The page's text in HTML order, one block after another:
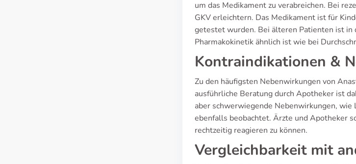
um das Medikament zu verabreichen. Bei
GKV erleichtern. Das Medikament ist für
getestet wurden. Bei älteren Patienten ist in
Pharmakokinetik ähnlich ist wie bei
Kontraindikationen &
Zu den häufigsten Nebenwirkungen von
ausführliche Beratung durch Apotheker ist
aber schwerwiegende Nebenwirkungen,
ebenfalls beobachtet. Ärzte und Apotheker
rechtzeitig reagieren zu können.
Vergleichbarkeit mit